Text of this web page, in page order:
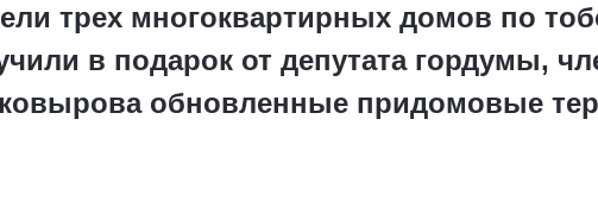
трех многоквартирных домов по
в подарок от депутата гордумы,
обновленные придомовые